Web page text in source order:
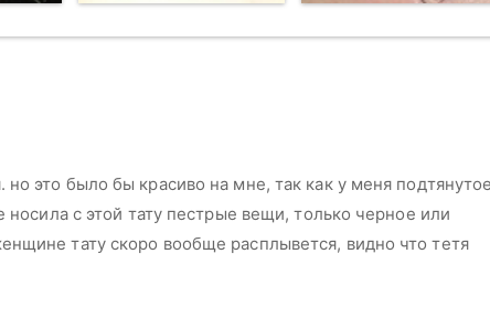
но это было бы красиво на мне, так как у меня
носила с этой тату пестрые вещи, только черное или
тату скоро вообще расплывется, видно что тетя